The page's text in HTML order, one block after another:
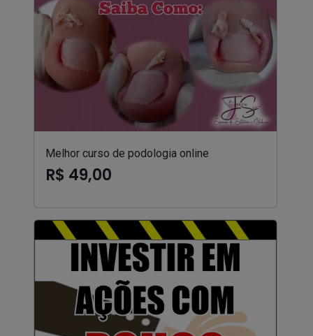
Melhor curso de podologia online
R$ 49,00